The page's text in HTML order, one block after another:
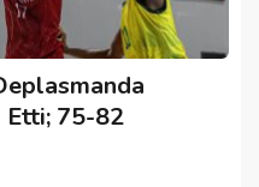
Etti; 75-82